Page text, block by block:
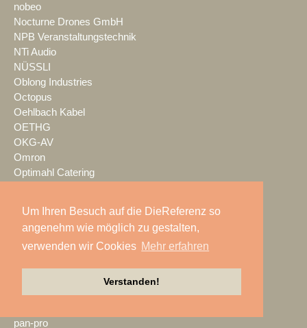
Um Ihren Besuch auf die DieReferenz so
angenehm wie möglich zu gestalten,
verwenden wir Cookies Mehr erfahren
Verstanden!
nobeo
Nocturne Drones GmbH
NPB Veranstaltungstechnik
NTi Audio
NÜSSLI
Oblong Industries
Octopus
Oehlbach Kabel
OETHG
OKG-AV
Omron
Optimahl Catering
OS-VT
Otto Events
P2 Veranstaltungstechnik
PAM/events
pan-pro